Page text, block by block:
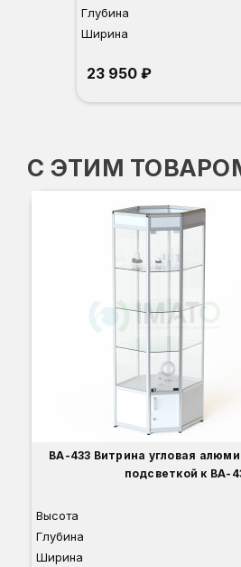
Глубина
Ширина
23 950 ₽
С ЭТИМ
ВА-433 Витрина угловая
подсветкой к ВА-
Высота
Глубина
Ширина